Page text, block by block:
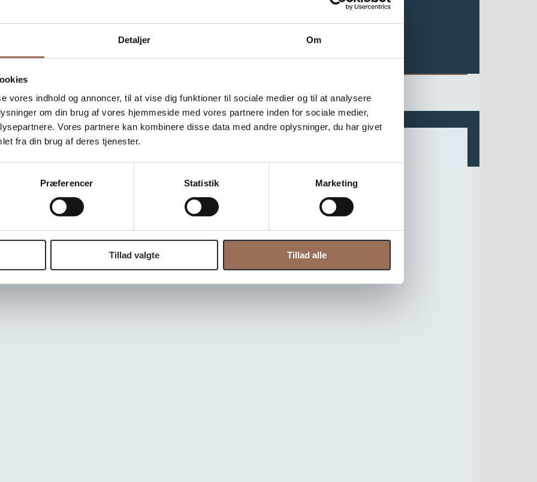
Detaljer Om
vores indhold og annoncer, til at vise dig funktioner til sociale medier og til at analysere
om din brug af vores hjemmeside med vores partnere inden for sociale medier,
Vores partnere kan kombinere disse data med andre oplysninger, du har givet
fra din brug af deres tjenester.
Præferencer Statistik Marketing
Tillad valgte Tillad alle
klipper. Den alsidige rødlige sten med sorte strøg bliver anvendt til alle typer opgaver og giver en
Variationer i farve og tekstur kan forekomme.